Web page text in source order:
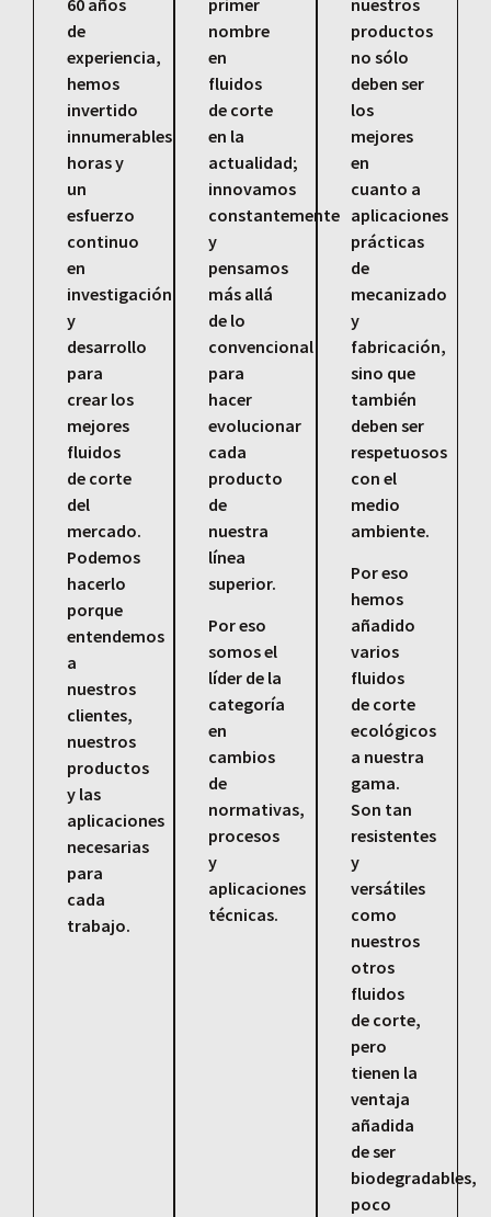
60 años
de
experiencia,
hemos
invertido
innumerables
horas y
un
esfuerzo
continuo
en
investigación
y
desarrollo
para
crear los
mejores
fluidos
de corte
del
mercado.
Podemos
hacerlo
porque
entendemos
a
nuestros
clientes,
nuestros
productos
y las
aplicaciones
necesarias
para
cada
trabajo.
primer
nombre
en
fluidos
de corte
en la
actualidad;
innovamos
constantemente
y
pensamos
más allá
de lo
convencional
para
hacer
evolucionar
cada
producto
de
nuestra
línea
superior.
Por eso
somos el
líder de la
categoría
en
cambios
de
normativas,
procesos
y
aplicaciones
técnicas.
nuestros
productos
no sólo
deben ser
los
mejores
en
cuanto a
aplicaciones
prácticas
de
mecanizado
y
fabricación,
sino que
también
deben ser
respetuosos
con el
medio
ambiente.
Por eso
hemos
añadido
varios
fluidos
de corte
ecológicos
a nuestra
gama.
Son tan
resistentes
y
versátiles
como
nuestros
otros
fluidos
de corte,
pero
tienen la
ventaja
añadida
de ser
biodegradables,
poco